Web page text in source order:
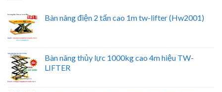
Bàn nâng điện 2 tấn cao 1m tw-lifter (Hw2001)
Bàn nâng thủy lực 1000kg cao 4m hiệu TW-
LIFTER